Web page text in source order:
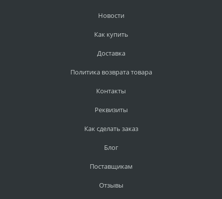
Новости
Как купить
Доставка
Политика возврата товара
Контакты
Реквизиты
Как сделать заказ
Блог
Поставщикам
Отзывы